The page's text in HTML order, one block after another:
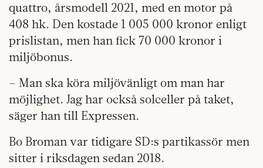
quattro, årsmodell 2021, med en motor på
408 hk. Den kostade 1 005 000 kronor enligt
prislistan, men han fick 70 000 kronor i
miljöbonus.
– Man ska köra miljövänligt om man har
möjlighet. Jag har också solceller på taket,
säger han till Expressen.
Bo Broman var tidigare SD:s partikassör men
sitter i riksdagen sedan 2018.